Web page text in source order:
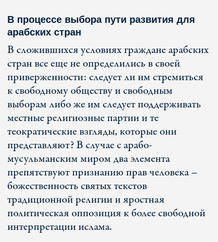
В процессе выбора пути развития для
арабских стран
В сложившихся условиях граждане арабских
стран все еще не определились в своей
приверженности: следует ли им стремиться
к свободному обществу и свободным
выборам либо же им следует поддерживать
местные религиозные партии и те
теократические взгляды, которые они
представляют? В случае с арабо-
мусульманским миром два элемента
препятствуют признанию прав человека –
божественность святых текстов
традиционной религии и яростная
политическая оппозиция к более свободной
интерпретации ислама.